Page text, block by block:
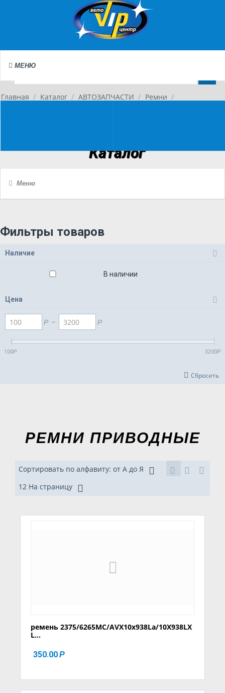
МЕНЮ
Главная / Каталог / АВТОЗАПЧАСТИ / Ремни
/
Каталог
Меню
Фильтры товаров
Наличие
В наличии
Цена
Р – Р
100Р 3200Р
Сбросить
РЕМНИ ПРИВОДНЫЕ
Сортировать по алфавиту: от А до Я
12 На страницу
ремень 2375/6265MC/AVX10x938La/10X938LX
L...
350.00Р